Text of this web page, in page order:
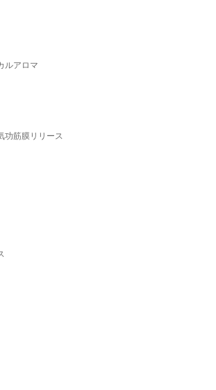
ルアロマ
筋膜リリース